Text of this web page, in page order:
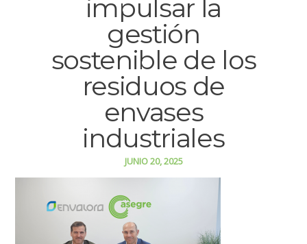
impulsar la
gestión
sostenible de los
residuos de
envases
industriales
JUNIO 20, 2025